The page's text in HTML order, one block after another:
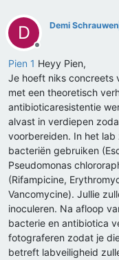
D
Offline
Demi Schrauwen
Pien 1 Heyy Pien,
Je hoeft niks concreets
met een theoretisch
antibioticaresistentie
alvast in verdiepen
voorbereiden. In het lab
bacteriën gebruiken
Pseudomonas
(Rifampicine,
Vancomycine). Jullie
inoculeren. Na afloop
bacterie en antibiotica
fotograferen zodat je
betreft labveiligheid